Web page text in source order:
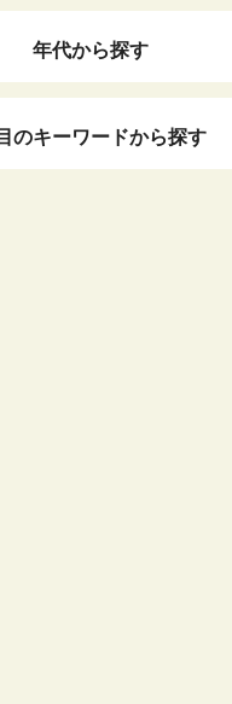
年代から探す
のキーワードから探す